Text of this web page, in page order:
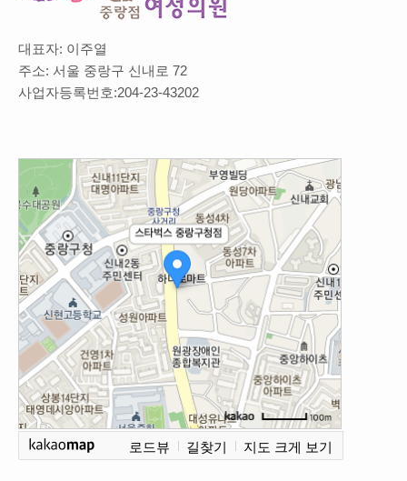
대표자: 이주열
주소: 서울 중랑구 신내로 72
사업자등록번호:204-23-43202
로드뷰 길찾기 지도 크게 보기